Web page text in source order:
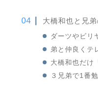
大橋和也と兄
ダーツやビリ
弟と仲良くテ
大橋和也だけ
３兄弟で1番